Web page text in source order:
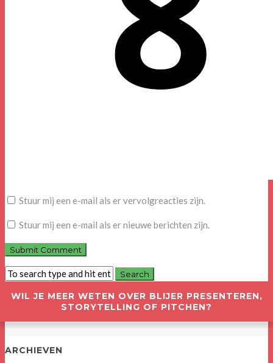
Stuur mij een e-mail als er vervolgreacties zijn.
Stuur mij een e-mail als er nieuwe berichten zijn.
WIL JE MEER WETEN OVER BLIJER PRESENTEREN,
STORYTELLING OF PITCHEN?
ARCHIEVEN